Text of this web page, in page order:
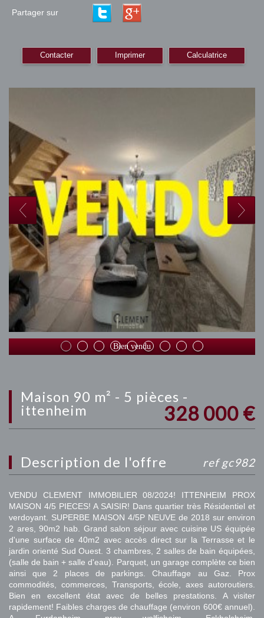
Partager sur
Contacter Imprimer Calculatrice
Bien vendu
maison 90 m² - 5 pièces -
ittenheim
328 000 €
description de l'offre ref gc982
VENDU CLEMENT IMMOBILIER 08/2024! ITTENHEIM PROX
MAISON 4/5 PIECES! A SAISIR! Dans quartier très Résidentiel et
verdoyant. SUPERBE MAISON 4/5P NEUVE de 2018 sur environ
2 ares, 90m2 hab. Grand salon séjour avec cuisine US équipée
d'une surface de 40m2 avec accès direct sur la Terrasse et le
jardin orienté Sud Ouest. 3 chambres, 2 salles de bain équipées,
(salle de bain + salle d'eau). Parquet, un garage complète ce bien
ainsi que 2 places de parkings. Chauffage au Gaz. Prox
commodités, commerces, Transports, école, axes autoroutiers.
Bien en excellent état avec de belles prestations. A visiter
rapidement! Faibles charges de chauffage (environ 600€ annuel).